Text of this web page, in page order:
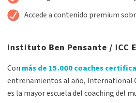
Accede a contenido premium
Instituto Ben Pensante / ICC
Con más de 15.000 coaches
entrenamientos al año, International
es la mayor escuela del coaching del